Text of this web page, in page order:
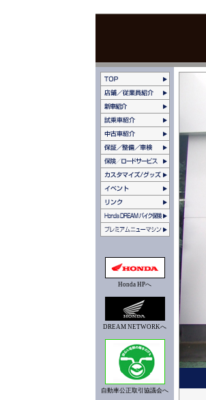
Honda HPへ
DREAM NETWORKへ
自動車公正取引協議会へ